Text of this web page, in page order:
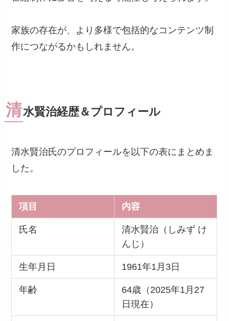
家族の存在が、より多様で包括的なコンテンツ制
作につながるかもしれません。
清水賢治経歴＆プロフィール
清水賢治氏のプロフィールを以下の表にまとめま
した。
項目 内容
氏名
清水賢治（しみず け
んじ）
生年月日 1961年1月3日
年齢
64歳（2025年1月27
日現在）